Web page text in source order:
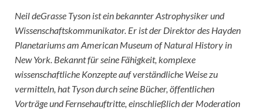
Neil deGrasse Tyson ist ein bekannter Astrophysiker und
Wissenschaftskommunikator. Er ist der Direktor des Hayden
Planetariums am American Museum of Natural History in
New York. Bekannt für seine Fähigkeit, komplexe
wissenschaftliche Konzepte auf verständliche Weise zu
vermitteln, hat Tyson durch seine Bücher, öffentlichen
Vorträge und Fernsehauftritte, einschließlich der Moderation